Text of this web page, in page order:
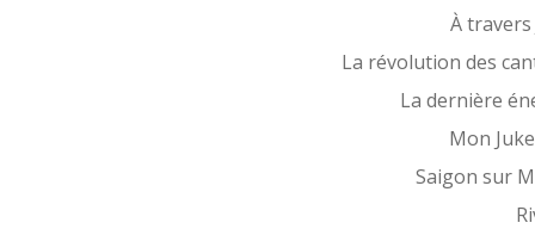
À travers
La révolution des
La dernière
Mon
Saigon sur